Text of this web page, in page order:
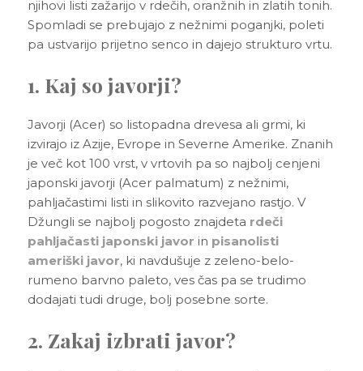
njihovi listi zažarijo v rdečih, oranžnih in zlatih tonih.
Spomladi se prebujajo z nežnimi poganjki, poleti
pa ustvarijo prijetno senco in dajejo strukturo vrtu.
1. Kaj so javorji?
Javorji (Acer) so listopadna drevesa ali grmi, ki
izvirajo iz Azije, Evrope in Severne Amerike. Znanih
je več kot 100 vrst, v vrtovih pa so najbolj cenjeni
japonski javorji (Acer palmatum) z nežnimi,
pahljačastimi listi in slikovito razvejano rastjo. V
Džungli se najbolj pogosto znajdeta rdeči
pahljačasti japonski javor in pisanolisti
ameriški javor, ki navdušuje z zeleno-belo-
rumeno barvno paleto, ves čas pa se trudimo
dodajati tudi druge, bolj posebne sorte.
2. Zakaj izbrati javor?
Dodaj v košarico
Preberi prispevek